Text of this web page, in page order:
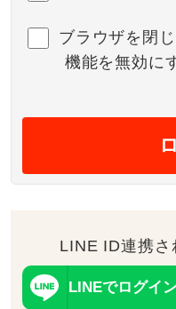
ブラウザを閉
機能を無効に
LINE ID連携さ
LINEでログイ